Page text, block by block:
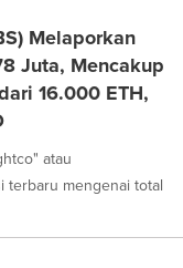
Melaporkan
Juta, Mencakup
16.000 ETH,
atau
terbaru mengenai total